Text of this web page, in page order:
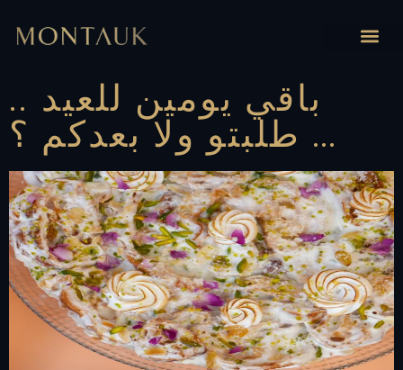
باقي يومين للعيد ..
طلبتو ولا بعدكم ؟ …